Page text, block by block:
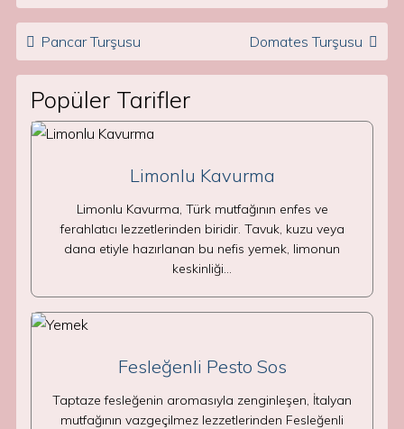
Post navigation
Pancar Turşusu Domates Turşusu
Popüler Tarifler
Limonlu Kavurma
Limonlu Kavurma, Türk mutfağının enfes ve
ferahlatıcı lezzetlerinden biridir. Tavuk, kuzu veya
dana etiyle hazırlanan bu nefis yemek, limonun
keskinliği…
Fesleğenli Pesto Sos
Taptaze fesleğenin aromasıyla zenginleşen, İtalyan
mutfağının vazgeçilmez lezzetlerinden Fesleğenli